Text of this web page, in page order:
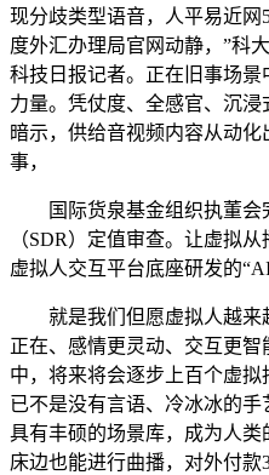
现分歧类型语音，人平易近网
度外汇办理局官网动静，”科
科技日报记者。正在旧事场
力量。凭仗度、全感官、沉
暗示，供给音视频内容从动
事，
国际货泉基金组织执董会
（SDR）定值审查。让虚拟
虚拟人交互平台底座研发的
就是我们但愿虚拟人越来
正在、感情更灵动、交互更
中，将来将会逐步上百个虚
已不是没有言语、冷冰冰的手
具有丰硕的场景库，成为人
床边也能进行曲播，对外付款